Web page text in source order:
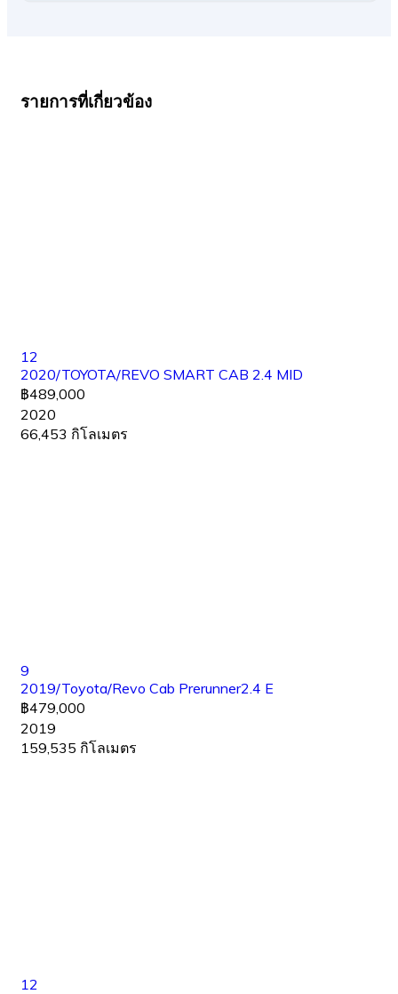
รายการที่เกี่ยวข้อง
12
2020/TOYOTA/REVO SMART CAB 2.4 MID
฿489,000
2020
66,453 กิโลเมตร
9
2019/Toyota/Revo Cab Prerunner2.4 E
฿479,000
2019
159,535 กิโลเมตร
12